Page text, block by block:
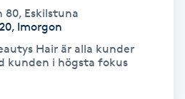
80, Eskilstuna
Imorgon
Hair är alla kunder
kunden i högsta fokus